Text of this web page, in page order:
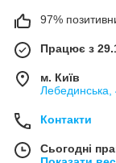
Ми не просто
виробничих
97%
Працює з
м. Київ
Лебединська,
Контакти
Сьогодні